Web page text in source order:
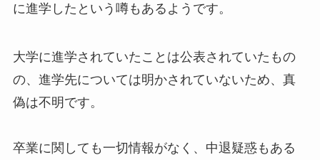
説・結婚は本当？お父さんはどん
な人かも調査
法は？年会費や会員証、会員番号
に進学したという噂もあるようです。
大学に進学されていたことは公表されていたもの
の、進学先については明かされていないため、真
偽は不明です。
卒業に関しても一切情報がなく、中退疑惑もある